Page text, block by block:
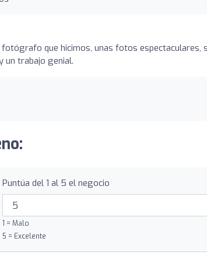
que hicimos, unas fotos espectaculares,
un trabajo genial.
Puntúa del 1 al 5 el negocio
1 = Malo
5 = Excelente